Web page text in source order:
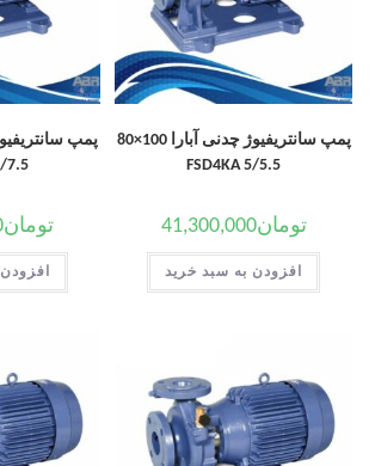
پمپ سانتریفیوژ چدنی آبارا 100×80
FSD4KA 5/5.5
تومان41,300,000
افزودن به سبد خرید
7.5
تومان